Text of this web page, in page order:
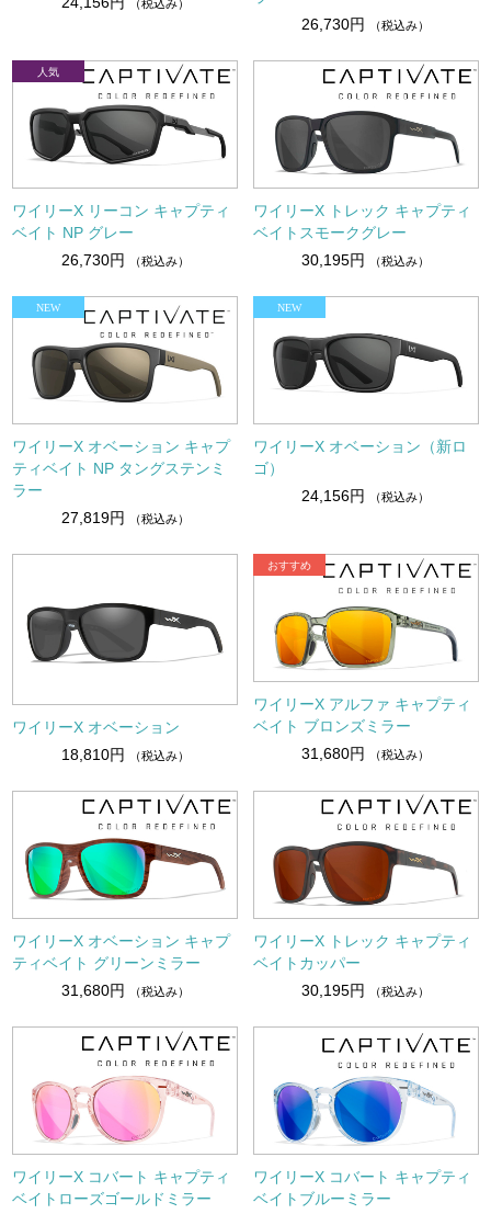
（税込み）
26,730円
（税込み）
ワイリーX リーコン キャプティ
ベイト NP グレー
26,730円
（税込み）
ワイリーX トレック キャプティ
ベイトスモークグレー
30,195円
（税込み）
ワイリーX オベーション キャプ
ティベイト NP タングステンミ
ラー
27,819円
（税込み）
ワイリーX オベーション（新ロ
ゴ）
24,156円
（税込み）
ワイリーX オベーション
18,810円
（税込み）
ワイリーX アルファ キャプティ
ベイト ブロンズミラー
31,680円
（税込み）
ワイリーX オベーション キャプ
ティベイト グリーンミラー
31,680円
（税込み）
ワイリーX トレック キャプティ
ベイトカッパー
30,195円
（税込み）
ワイリーX コバート キャプティ
ベイトローズゴールドミラー
ワイリーX コバート キャプティ
ベイトブルーミラー